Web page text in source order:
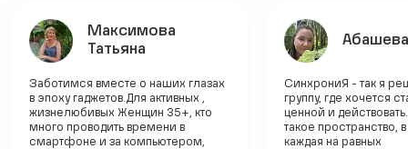
Максимова
Татьяна
Заботимся вместе о наших глазах
в эпоху гаджетов.Для активных ,
жизнелюбивых Женщин 35+, кто
много проводить времени в
смартфоне и за компьютером,
СинхрониЯ - так я
группу, где хочется
ценной и
такое пространство,
каждая на равных